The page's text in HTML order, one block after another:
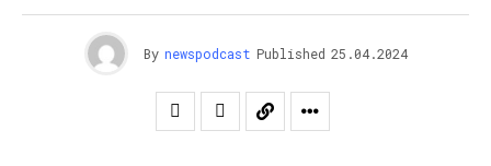
By newspodcast Published 25.04.2024